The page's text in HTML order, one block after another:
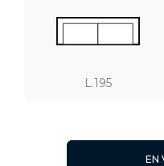
L.195
EN